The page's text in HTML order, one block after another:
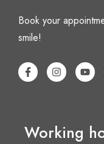
Book your
smile!
Working